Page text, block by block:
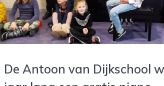
De Antoon van Dijkschool